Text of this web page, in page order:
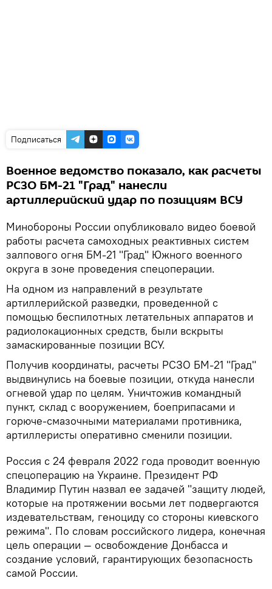
Подписаться
Военное ведомство показало, как расчеты
РСЗО БМ-21 "Град" нанесли
артиллерийский удар по позициям ВСУ
Минобороны России опубликовало видео боевой
работы расчета самоходных реактивных систем
залпового огня БМ-21 "Град" Южного военного
округа в зоне проведения спецоперации.
На одном из направлений в результате
артиллерийской разведки, проведенной с
помощью беспилотных летательных аппаратов и
радиолокационных средств, были вскрыты
замаскированные позиции ВСУ.
Получив координаты, расчеты РСЗО БМ-21 "Град"
выдвинулись на боевые позиции, откуда нанесли
огневой удар по целям. Уничтожив командный
пункт, склад с вооружением, боеприпасами и
горюче-смазочными материалами противника,
артиллеристы оперативно сменили позиции.
Россия с 24 февраля 2022 года проводит военную
спецоперацию на Украине. Президент РФ
Владимир Путин назвал ее задачей "защиту людей,
которые на протяжении восьми лет подвергаются
издевательствам, геноциду со стороны киевского
режима". По словам российского лидера, конечная
цель операции — освобождение Донбасса и
создание условий, гарантирующих безопасность
самой России.